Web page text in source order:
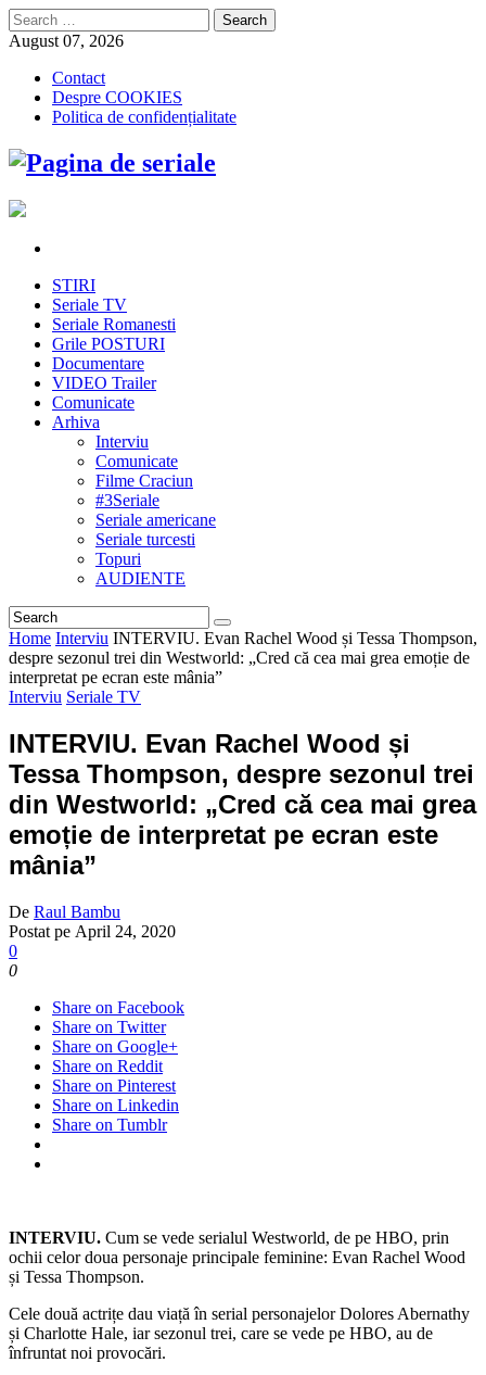
Search
for:
August 07, 2026
Contact
Despre COOKIES
Politica de confidențialitate
STIRI
Seriale TV
Seriale Romanesti
Grile POSTURI
Documentare
VIDEO Trailer
Comunicate
Arhiva
Interviu
Comunicate
Filme Craciun
#3Seriale
Seriale americane
Seriale turcesti
Topuri
AUDIENTE
Home Interviu INTERVIU. Evan Rachel Wood și Tessa Thompson,
despre sezonul trei din Westworld: „Cred că cea mai grea emoție de
interpretat pe ecran este mânia”
Interviu Seriale TV
INTERVIU. Evan Rachel Wood și
Tessa Thompson, despre sezonul trei
din Westworld: „Cred că cea mai grea
emoție de interpretat pe ecran este
mânia”
De Raul Bambu
Postat pe April 24, 2020
0
0
Share on Facebook
Share on Twitter
Share on Google+
Share on Reddit
Share on Pinterest
Share on Linkedin
Share on Tumblr
INTERVIU. Cum se vede serialul Westworld, de pe HBO, prin
ochii celor doua personaje principale feminine: Evan Rachel Wood
și Tessa Thompson.
Cele două actrițe dau viață în serial personajelor Dolores Abernathy
și Charlotte Hale, iar sezonul trei, care se vede pe HBO, au de
înfruntat noi provocări.